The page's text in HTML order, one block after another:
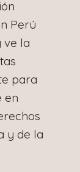
Perú
ve la
para
en
y de la